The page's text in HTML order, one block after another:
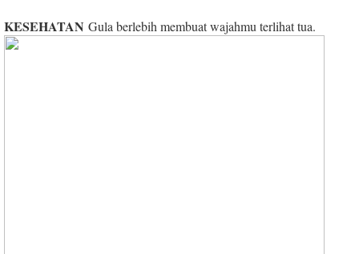
KESEHATAN Gula berlebih membuat wajahmu terlihat tua.